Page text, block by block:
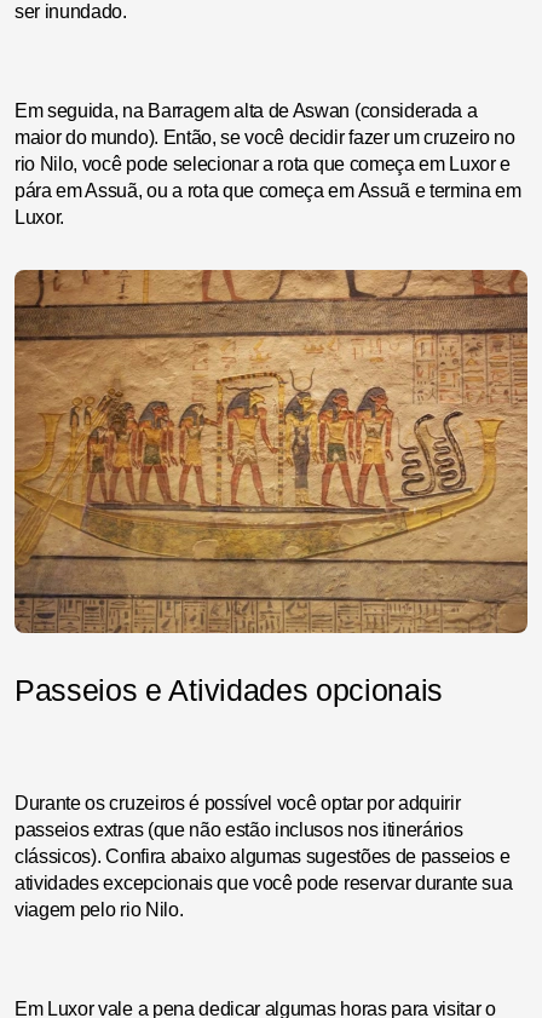
ser inundado.
Em seguida, na Barragem alta de Aswan (considerada a
maior do mundo). Então, se você decidir fazer um cruzeiro no
rio Nilo, você pode selecionar a rota que começa em Luxor e
pára em Assuã, ou a rota que começa em Assuã e termina em
Luxor.
Passeios e Atividades opcionais
Durante os cruzeiros é possível você optar por adquirir
passeios extras (que não estão inclusos nos itinerários
clássicos). Confira abaixo algumas sugestões de passeios e
atividades excepcionais que você pode reservar durante sua
viagem pelo rio Nilo.
Em Luxor vale a pena dedicar algumas horas para visitar o